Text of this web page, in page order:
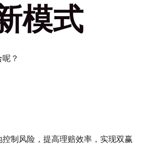
模式
？
制风险，提高理赔效率，实现双赢